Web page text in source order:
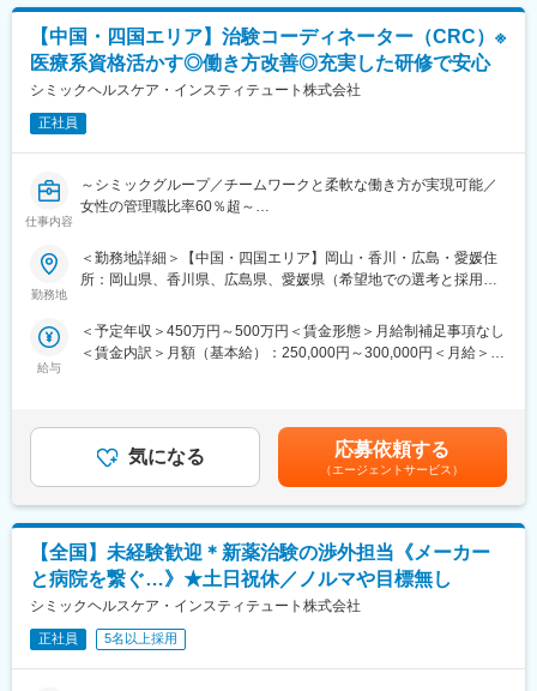
月に2～3回、継続研修にて社員全員の知識の向上に努めておりま
す。疾患に関すること、医療英語に関すること、情報セキュリテ
ィに関することなど、その時のトピックス的な内容も含め多彩な
カリキュラムを提供しています。また研修当日参加することがで
きなかった社員が後日Web上で受講できるよう、全てに研修は動
画を保存しております。
■IT×医療・エムスリーグループ：
創業から18年連続で増収増益している医療×ITを手掛けるエムスリ
ーのグループ会社です。2019年9月に3社合併を行い（ノイエス、
エムスリーグループのITを活用して「治験のe化」を推進してお
り、スピーディな治験運用ができるのも特徴です（新規の治験先
出しながらも社員感の連携がとりやすい環境です。
で活躍できる企業です。
・育休から復職後の短時間勤務制度あり（原則6時間勤務から7時
間勤務で選択可能）／出産祝い金を支給あり。
り、育休取得後はほとんどの方が復職されます。
・チーム全体で協力しながら治験を進めていく会社です。1人3～
5施設を受け持ちますが、他のチームメンバーがサポートしながら
治験を進めていくことができるため、負担なく仕事ができます。
変更の範囲：会社の定める業務
す。月給(月額)は固定手当を含めた表記です。
【中国・四国エリア】治験コーディネーター（CRC）※
医療系資格活かす◎働き方改善◎充実した研修で安心
シミックヘルスケア・インスティテュート株式会社
正社員
仕事内容
～シミックグループ／チームワークと柔軟な働き方が実現可能／
女性の管理職比率60％超～
や私たちのQOLを向上させるべく、新しい治療法を開発する必要
があります。今回はそのための治験を実施する際の患者さんおよ
・治験被験者である患者さんへの内容説明補助、ケア／相談
・治験担当医師の補助
■やりがい：CRCは疾病を抱えた患者さんやそれを治療しようと
奮闘する医師やスタッフなど携わる相手が多いです。現在治療法
がなく苦しんでいる患者さんに対して薬を届けられたり、最前線
で治療にあたる医師やスタッフのサポートを行え、治験が無事に
終了すれば喜びはひとしおです。
■同社の教育体制：同社は同業他社からの転職だけでなく、看護師
など未経験で転職してくる方も多いです。そのため教育体制が充
実しています。入社は原則偶数月と決まっており、同期入社者と
ともに2週間弱本社にて集合研修を行います。会社のことや業務を
遂行する上で必要な法令から実務まで座学中心でロープレを交え
勤務地
＜勤務地詳細＞【中国・四国エリア】岡山・香川・広島・愛媛住
所：岡山県、香川県、広島県、愛媛県（希望地での選考と採用を
社の定める事業所
給与
＜予定年収＞450万円～500万円＜賃金形態＞月給制補足事項なし
＜賃金内訳＞月額（基本給）：250,000円～300,000円＜月給＞
気になる 応募依頼する
（エージェントサービス）
【全国】未経験歓迎＊新薬治験の渉外担当《メーカー
と病院を繋ぐ…》★土日祝休／ノルマや目標無し
シミックヘルスケア・インスティテュート株式会社
正社員 5名以上採用